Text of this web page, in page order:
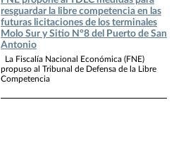
resguardar la libre competencia en las
futuras licitaciones de los terminales
Molo Sur y Sitio N°8 del Puerto de San
Antonio
La Fiscalía Nacional Económica (FNE)
propuso al Tribunal de Defensa de la Libre
Competencia